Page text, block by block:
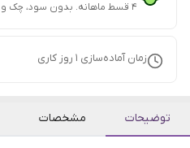
۴ قسط ماهانه. بدون سود، چک و ضامن.
زمان آماده‌سازی 1 روز کاری
توضیحات مشخصات